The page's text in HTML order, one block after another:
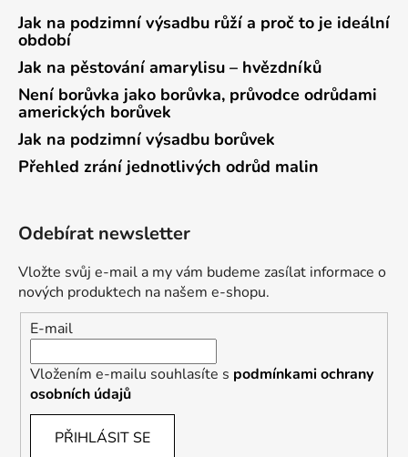
Jak na podzimní výsadbu růží a proč to je ideální
období
Jak na pěstování amarylisu – hvězdníků
Není borůvka jako borůvka, průvodce odrůdami
amerických borůvek
Jak na podzimní výsadbu borůvek
Přehled zrání jednotlivých odrůd malin
Odebírat newsletter
Vložte svůj e-mail a my vám budeme zasílat informace o
nových produktech na našem e-shopu.
E-mail
Vložením e-mailu souhlasíte s podmínkami ochrany
osobních údajů
PŘIHLÁSIT SE